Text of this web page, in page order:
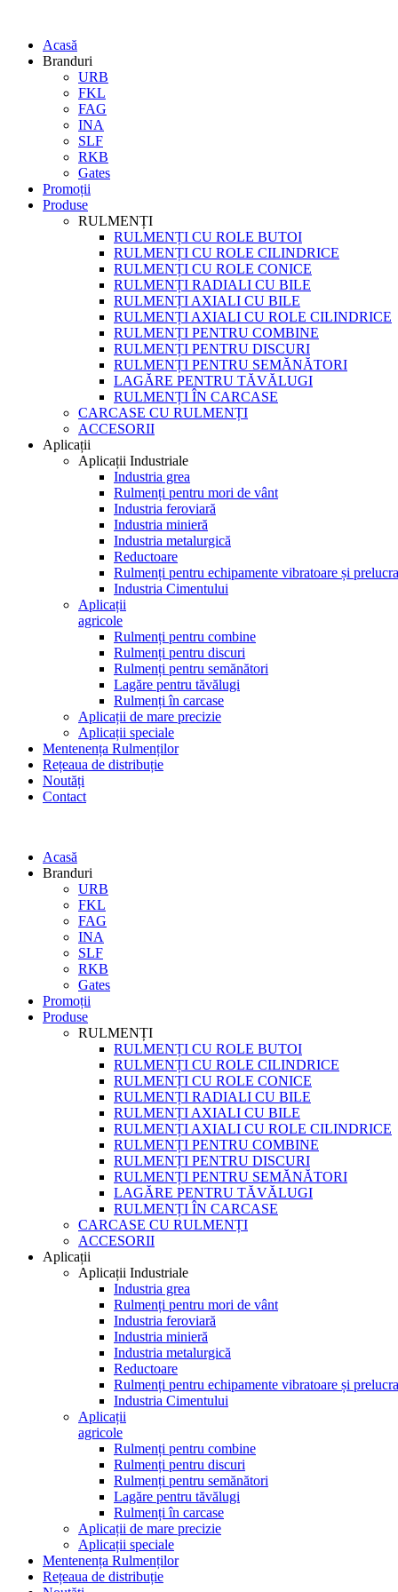
Acasă
Branduri
URB
FKL
FAG
INA
SLF
RKB
Gates
Promoții
Produse
RULMENȚI
RULMENȚI CU ROLE BUTOI
RULMENȚI CU ROLE CILINDRICE
RULMENȚI CU ROLE CONICE
RULMENȚI RADIALI CU BILE
RULMENȚI AXIALI CU BILE
RULMENȚI AXIALI CU ROLE CILINDRICE
RULMENȚI PENTRU COMBINE
RULMENȚI PENTRU DISCURI
RULMENȚI PENTRU SEMĂNĂTORI
LAGĂRE PENTRU TĂVĂLUGI
RULMENȚI ÎN CARCASE
CARCASE CU RULMENȚI
ACCESORII
Aplicații
Aplicații Industriale
Industria grea
Rulmenți pentru mori de vânt
Industria feroviară
Industria minieră
Industria metalurgică
Reductoare
Rulmenți pentru echipamente vibratoare și
Industria Cimentului
Aplicații
agricole
Rulmenți pentru combine
Rulmenți pentru discuri
Rulmenți pentru semănători
Lagăre pentru tăvălugi
Rulmenți în carcase
Aplicații de mare precizie
Aplicații speciale
Mentenența Rulmenților
Rețeaua de distribuție
Noutăți
Contact
Acasă
Branduri
URB
FKL
FAG
INA
SLF
RKB
Gates
Promoții
Produse
RULMENȚI
RULMENȚI CU ROLE BUTOI
RULMENȚI CU ROLE CILINDRICE
RULMENȚI CU ROLE CONICE
RULMENȚI RADIALI CU BILE
RULMENȚI AXIALI CU BILE
RULMENȚI AXIALI CU ROLE CILINDRICE
RULMENȚI PENTRU COMBINE
RULMENȚI PENTRU DISCURI
RULMENȚI PENTRU SEMĂNĂTORI
LAGĂRE PENTRU TĂVĂLUGI
RULMENȚI ÎN CARCASE
CARCASE CU RULMENȚI
ACCESORII
Aplicații
Aplicații Industriale
Industria grea
Rulmenți pentru mori de vânt
Industria feroviară
Industria minieră
Industria metalurgică
Reductoare
Rulmenți pentru echipamente vibratoare și
Industria Cimentului
Aplicații
agricole
Rulmenți pentru combine
Rulmenți pentru discuri
Rulmenți pentru semănători
Lagăre pentru tăvălugi
Rulmenți în carcase
Aplicații de mare precizie
Aplicații speciale
Mentenența Rulmenților
Rețeaua de distribuție